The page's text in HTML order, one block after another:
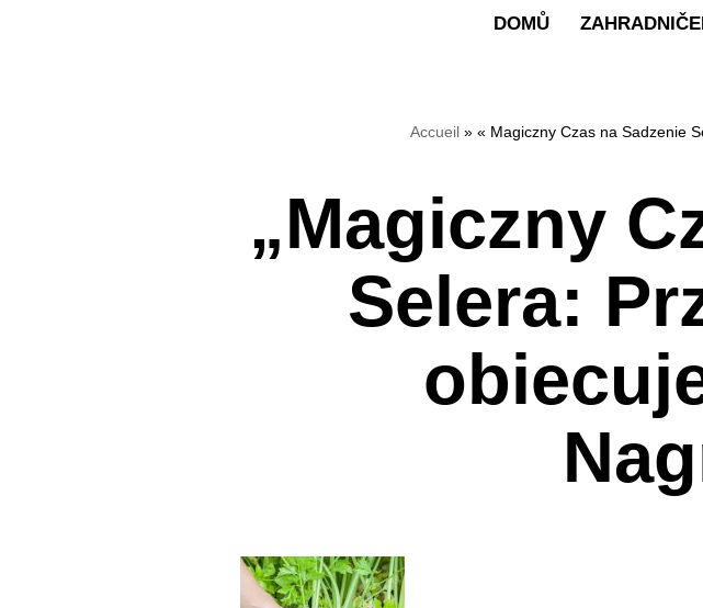
DOMŮ
Accueil» « Magiczny Czas na Sadzenie
„Magiczny
Selera: